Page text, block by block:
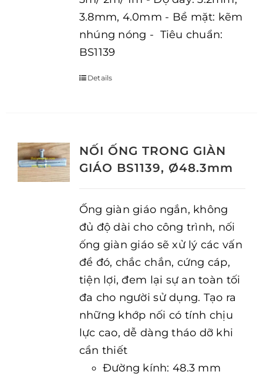
3.8mm, 4.0mm - Bề mặt: kẽm
nhúng nóng - Tiêu chuẩn:
BS1139
Details
NỐI ỐNG TRONG GIÀN
GIÁO BS1139, Ø48.3mm
Ống giàn giáo ngắn, không
đủ độ dài cho công trình, nối
ống giàn giáo sẽ xử lý các vấn
đề đó, chắc chắn, cứng cáp,
tiện lợi, đem lại sự an toàn tối
đa cho người sử dụng. Tạo ra
những khớp nối có tính chịu
lực cao, dễ dàng tháo dỡ khi
cần thiết
Đường kính: 48.3 mm